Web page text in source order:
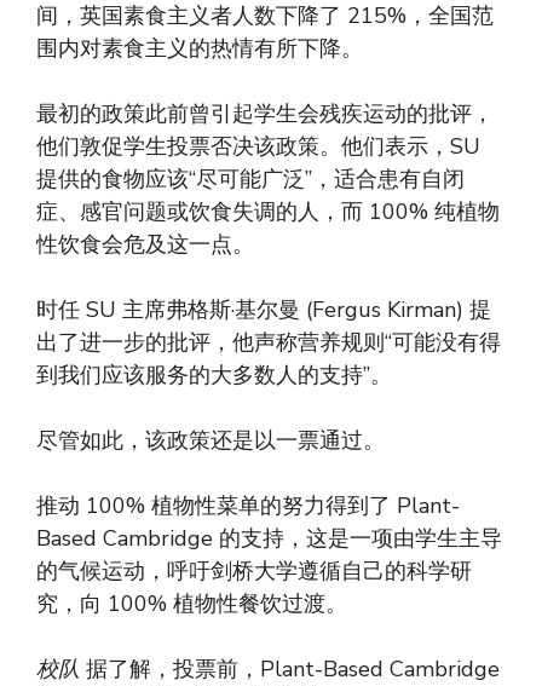
间，英国素食主义者人数下降了 215%，全国范
围内对素食主义的热情有所下降。
最初的政策此前曾引起学生会残疾运动的批评，
他们敦促学生投票否决该政策。他们表示，SU
提供的食物应该“尽可能广泛”，适合患有自闭
症、感官问题或饮食失调的人，而 100% 纯植物
性饮食会危及这一点。
时任 SU 主席弗格斯·基尔曼 (Fergus Kirman) 提
出了进一步的批评，他声称营养规则“可能没有得
到我们应该服务的大多数人的支持”。
尽管如此，该政策还是以一票通过。
推动 100% 植物性菜单的努力得到了 Plant-
Based Cambridge 的支持，这是一项由学生主导
的气候运动，呼吁剑桥大学遵循自己的科学研
究，向 100% 植物性餐饮过渡。
校队 据了解，投票前，Plant-Based Cambridge